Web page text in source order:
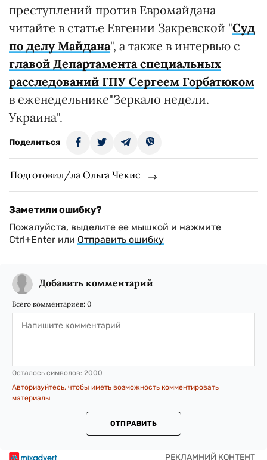
преступлений против Евромайдана
читайте в статье Евгении Закревской "Суд
по делу Майдана", а также в интервью с
главой Департамента специальных
расследований ГПУ Сергеем Горбатюком
в еженедельнике"Зеркало недели.
Украина".
Поделиться
Подготовил/ла Ольга Чекис
Заметили ошибку?
Пожалуйста, выделите ее мышкой и нажмите
Ctrl+Enter или Отправить ошибку
Добавить комментарий
Всего комментариев: 0
Осталось символов: 2000
Авторизуйтесь, чтобы иметь возможность комментировать
материалы
ОТПРАВИТЬ